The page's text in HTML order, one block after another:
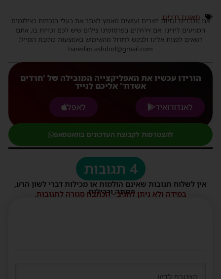
תאונת דרכים
אנו מכבדים זכויות יוצרים ועושים מאמץ לאתר את בעלי הזכויות בצילומים
המגיעים לידינו. אם זיהיתים בפרסומינו צילום שיש לכם זכויות בו, אתם
רשאים לפנות אלינו ולבקש לחדול מהשימוש באמצעות כתובת המייל:
haredim.ashdod@gmail.com
הורידו עכשיו את האפליקצייה המובילה של 'חרדים
אשדוד' אליכם לנייד
לאנדורואיד
לאפל
להצטרפות לקבוצת העדכונים בוואטסאפ
4 תגובות
אין לשלוח תגובות שאינם הולמות או מכילות דברי לשון הרע,
הסתה ורכילות.
במידה ולא ניתן להגיב - הכתבה סגורה לתגובות.